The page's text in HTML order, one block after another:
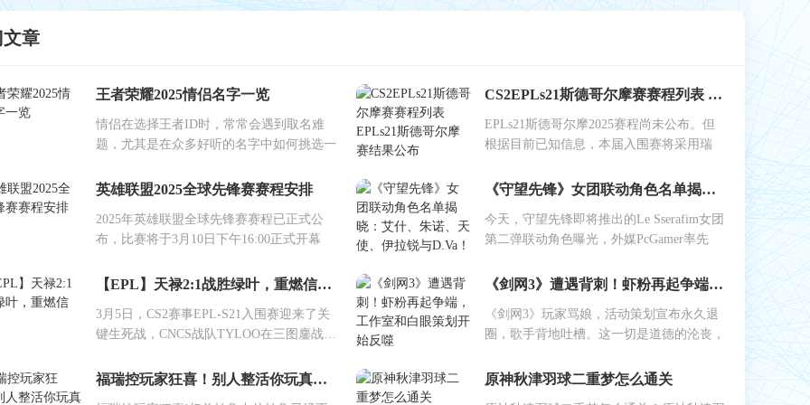
章
王者荣耀2025情侣名字一览
情侣在选择王者ID时，常常会遇到取名难
题，尤其是在众多好听的名字中如何挑选一
CS2EPLs21斯德哥尔摩赛赛程列表 EPLs21斯德哥尔摩赛结果公布
EPLs21斯德哥尔摩2025赛程尚未公布。但
根据目前已知信息，本届入围赛将采用瑞
英雄联盟2025全球先锋赛赛程安排
2025年英雄联盟全球先锋赛赛程已正式公
布，比赛将于3月10日下午16:00正式开幕
《守望先锋》女团联动角色名单揭晓：艾什、朱诺、天使、伊拉锐与D.Va！
今天，守望先锋即将推出的Le Sserafim女团
第二弹联动角色曝光，外媒PcGamer率先
【EPL】天禄2:1战胜绿叶，重燃信念！
3月5日，CS2赛事EPL-S21入围赛迎来了关
键生死战，CNCS战队TYLOO在三图鏖战中
《剑网3》遭遇背刺！虾粉再起争端，工作室和白眼策划开始反噬
《剑网3》玩家骂娘，活动策划宣布永久退
圈，歌手背地吐槽。这一切是道德的沦丧，
福瑞控玩家狂喜！别人整活你玩真的？帕鲁也想谈恋爱 原神秋津羽球二重梦怎么通关